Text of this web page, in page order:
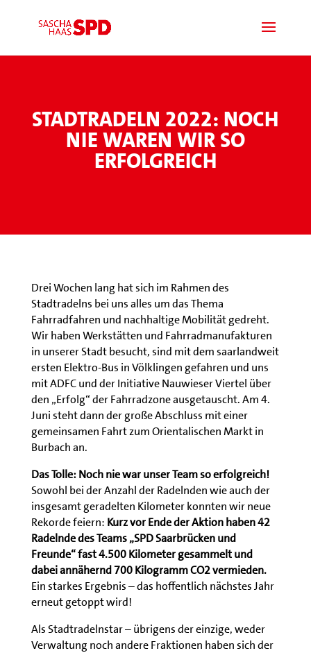
STADTRADELN 2022: NOCH
NIE WAREN WIR SO
ERFOLGREICH
Drei Wochen lang hat sich im Rahmen des
Stadtradelns bei uns alles um das Thema
Fahrradfahren und nachhaltige Mobilität gedreht.
Wir haben Werkstätten und Fahrradmanufakturen
in unserer Stadt besucht, sind mit dem saarlandweit
ersten Elektro-Bus in Völklingen gefahren und uns
mit ADFC und der Initiative Nauwieser Viertel über
den „Erfolg“ der Fahrradzone ausgetauscht. Am 4.
Juni steht dann der große Abschluss mit einer
gemeinsamen Fahrt zum Orientalischen Markt in
Burbach an.
Das Tolle: Noch nie war unser Team so erfolgreich!
Sowohl bei der Anzahl der Radelnden wie auch der
insgesamt geradelten Kilometer konnten wir neue
Rekorde feiern: Kurz vor Ende der Aktion haben 42
Radelnde des Teams „SPD Saarbrücken und
Freunde“ fast 4.500 Kilometer gesammelt und
dabei annähernd 700 Kilogramm CO2 vermieden.
Ein starkes Ergebnis – das hoffentlich nächstes Jahr
erneut getoppt wird!
Als Stadtradelnstar – übrigens der einzige, weder
Verwaltung noch andere Fraktionen haben sich der